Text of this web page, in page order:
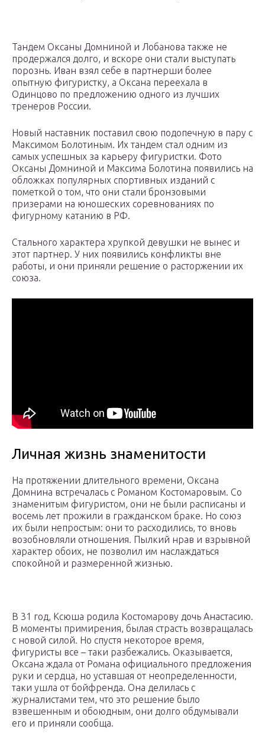
Тандем Оксаны Домниной и Лобанова также не
продержался долго, и вскоре они стали выступать
порознь. Иван взял себе в партнерши более
опытную фигуристку, а Оксана переехала в
Одинцово по предложению одного из лучших
тренеров России.
Новый наставник поставил свою подопечную в пару с
Максимом Болотиным. Их тандем стал одним из
самых успешных за карьеру фигуристки. Фото
Оксаны Домниной и Максима Болотина появились на
обложках популярных спортивных изданий с
пометкой о том, что они стали бронзовыми
призерами на юношеских соревнованиях по
фигурному катанию в РФ.
Стального характера хрупкой девушки не вынес и
этот партнер. У них появились конфликты вне
работы, и они приняли решение о расторжении их
союза.
Личная жизнь знаменитости
На протяжении длительного времени, Оксана
Домнина встречалась с Романом Костомаровым. Со
знаменитым фигуристом, они не были расписаны и
восемь лет прожили в гражданском браке. Но союз
их были непростым: они то расходились, то вновь
возобновляли отношения. Пылкий нрав и взрывной
характер обоих, не позволил им наслаждаться
спокойной и размеренной жизнью.
В 31 год, Ксюша родила Костомарову дочь Анастасию.
В моменты примирения, былая страсть возвращалась
с новой силой. Но спустя некоторое время,
фигуристы все – таки разбежались. Оказывается,
Оксана ждала от Романа официального предложения
руки и сердца, но уставшая от неопределенности,
таки ушла от бойфренда. Она делилась с
журналистами тем, что это решение было
взвешенным и обоюдным, они долго обдумывали
его и приняли сообща.